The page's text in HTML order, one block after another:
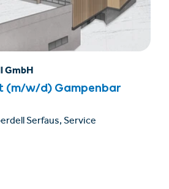
GmbH
(m/w/d) Gampenbar
Serfaus, Service